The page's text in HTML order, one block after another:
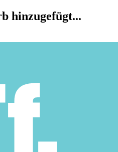
hinzugefügt...